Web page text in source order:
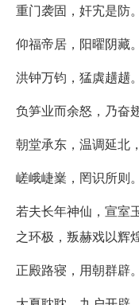
重门袭固，奸宄是防。
仰福帝居，阳曜阴藏。
洪钟万钧，猛虡趪趪。
负笋业而余怒，乃奋
朝堂承东，温调延北
嵯峨崨嶪，罔识所则。
若夫长年神仙，宣室
之环极，叛赫戏以辉煌
正殿路寝，用朝群辟。